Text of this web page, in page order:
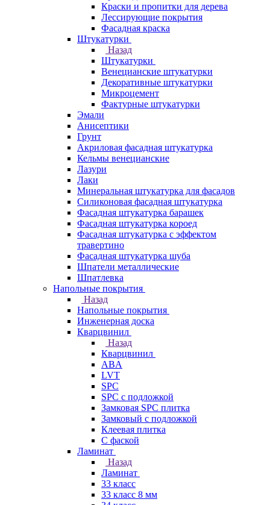
Краски и пропитки для дерева
Лессирующие покрытия
Фасадная краска
Штукатурки
Назад
Штукатурки
Венецианские штукатурки
Декоративные штукатурки
Микроцемент
Фактурные штукатурки
Эмали
Анисептики
Грунт
Акриловая фасадная штукатурка
Кельмы венецианские
Лазури
Лаки
Минеральная штукатурка для фасадов
Силиконовая фасадная штукатурка
Фасадная штукатурка барашек
Фасадная штукатурка короед
Фасадная штукатурка с эффектом
травертино
Фасадная штукатурка шуба
Шпатели металлические
Шпатлевка
Напольные покрытия
Назад
Напольные покрытия
Инженерная доска
Кварцвинил
Назад
Кварцвинил
ABA
LVT
SPC
SPC с подложкой
Замковая SPC плитка
Замковый с подложкой
Клеевая плитка
С фаской
Ламинат
Назад
Ламинат
33 класс
33 класс 8 мм